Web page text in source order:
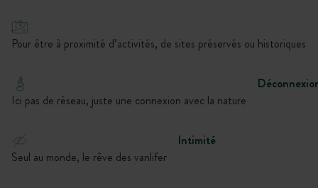
Pour être à proximité d’activités, de sites préservés ou historiques
Ici pas de réseau, juste une connexion avec la nature
Intimité
Seul au monde, le rêve des vanlifer